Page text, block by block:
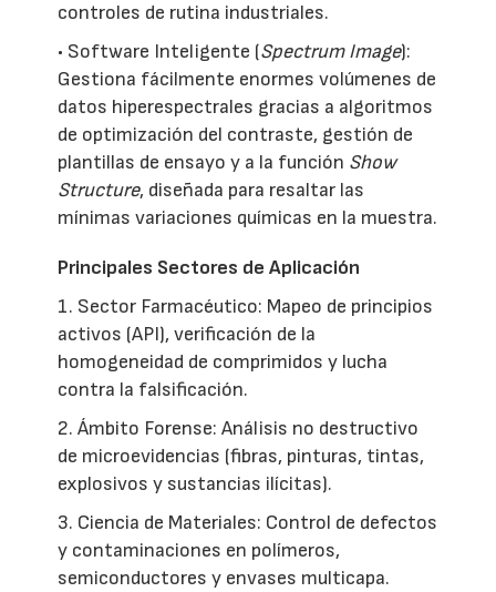
controles de rutina industriales.
• Software Inteligente (Spectrum Image):
Gestiona fácilmente enormes volúmenes de
datos hiperespectrales gracias a algoritmos
de optimización del contraste, gestión de
plantillas de ensayo y a la función Show
Structure, diseñada para resaltar las
mínimas variaciones químicas en la muestra.
Principales Sectores de Aplicación
1. Sector Farmacéutico: Mapeo de principios
activos (API), verificación de la
homogeneidad de comprimidos y lucha
contra la falsificación.
2. Ámbito Forense: Análisis no destructivo
de microevidencias (fibras, pinturas, tintas,
explosivos y sustancias ilícitas).
3. Ciencia de Materiales: Control de defectos
y contaminaciones en polímeros,
semiconductores y envases multicapa.